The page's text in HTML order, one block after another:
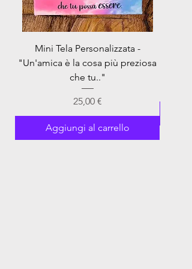
scatola raffinata, pronta per essere
regalata
Mini Tela Personalizzata -
"Un'amica è la cosa più preziosa
che tu.."
Prezzo
25,00 €
Aggiungi al carrello